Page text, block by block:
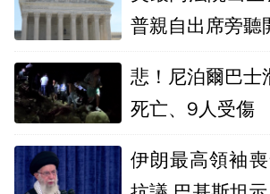
普親自出席旁聽
悲！尼泊爾巴
死亡、9人受傷
伊朗最高領袖